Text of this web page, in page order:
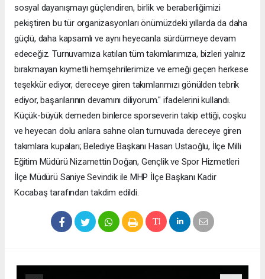
sosyal dayanışmayı güçlendiren, birlik ve beraberliğimizi
pekiştiren bu tür organizasyonları önümüzdeki yıllarda da daha
güçlü, daha kapsamlı ve aynı heyecanla sürdürmeye devam
edeceğiz. Turnuvamıza katılan tüm takımlarımıza, bizleri yalnız
bırakmayan kıymetli hemşehrilerimize ve emeği geçen herkese
teşekkür ediyor, dereceye giren takımlarımızı gönülden tebrik
ediyor, başarılarının devamını diliyorum." ifadelerini kullandı.
Küçük-büyük demeden binlerce sporseverin takip ettiği, coşku
ve heyecan dolu anlara sahne olan turnuvada dereceye giren
takımlara kupaları; Belediye Başkanı Hasan Ustaoğlu, İlçe Milli
Eğitim Müdürü Nizamettin Doğan, Gençlik ve Spor Hizmetleri
İlçe Müdürü Saniye Sevindik ile MHP İlçe Başkanı Kadir
Kocabaş tarafından takdim edildi.